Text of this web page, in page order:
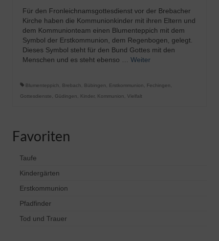
Für den Fronleichnamsgottesdienst vor der Brebacher
Kirche haben die Kommunionkinder mit ihren Eltern und
dem Kommunionteam einen Blumenteppich mit dem
Symbol der Erstkommunion, dem Regenbogen, gelegt.
Dieses Symbol steht für den Bund Gottes mit den
Menschen und es steht ebenso … Weiter
Blumenteppich Brebach Bübingen Erstkommunion Fechingen
Gottesdienste
Güdingen Kinder, Kommunion Vielfalt
Favoriten
Taufe
Kindergärten
Erstkommunion
Pfadfinder
Tod und Trauer